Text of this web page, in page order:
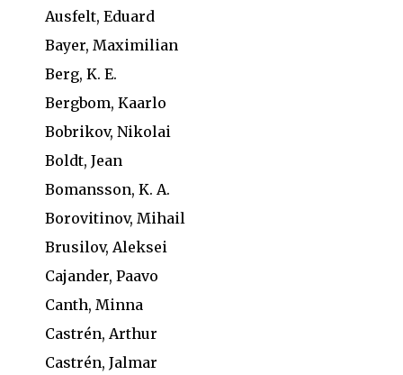
Ausfelt, Eduard
Bayer, Maximilian
Berg, K. E.
Bergbom, Kaarlo
Bobrikov, Nikolai
Boldt, Jean
Bomansson, K. A.
Borovitinov, Mihail
Brusilov, Aleksei
Cajander, Paavo
Canth, Minna
Castrén, Arthur
Castrén, Jalmar